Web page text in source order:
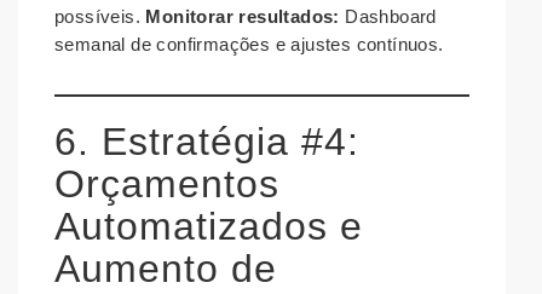
possíveis. Monitorar resultados: Dashboard
semanal de confirmações e ajustes contínuos.
6. Estratégia #4:
Orçamentos
Automatizados e
Aumento de